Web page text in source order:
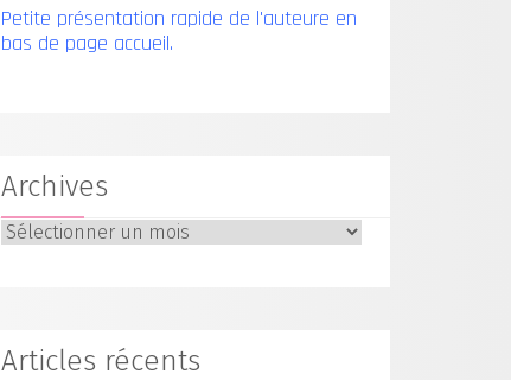
Petite présentation rapide de l'auteure en
bas de page accueil.
Archives
Articles récents